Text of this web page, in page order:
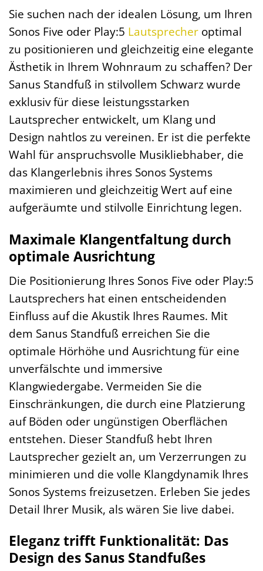
Sie suchen nach der idealen Lösung, um Ihren
Sonos Five oder Play:5 Lautsprecher optimal
zu positionieren und gleichzeitig eine elegante
Ästhetik in Ihrem Wohnraum zu schaffen? Der
Sanus Standfuß in stilvollem Schwarz wurde
exklusiv für diese leistungsstarken
Lautsprecher entwickelt, um Klang und
Design nahtlos zu vereinen. Er ist die perfekte
Wahl für anspruchsvolle Musikliebhaber, die
das Klangerlebnis ihres Sonos Systems
maximieren und gleichzeitig Wert auf eine
aufgeräumte und stilvolle Einrichtung legen.
Maximale Klangentfaltung durch
optimale Ausrichtung
Die Positionierung Ihres Sonos Five oder Play:5
Lautsprechers hat einen entscheidenden
Einfluss auf die Akustik Ihres Raumes. Mit
dem Sanus Standfuß erreichen Sie die
optimale Hörhöhe und Ausrichtung für eine
unverfälschte und immersive
Klangwiedergabe. Vermeiden Sie die
Einschränkungen, die durch eine Platzierung
auf Böden oder ungünstigen Oberflächen
entstehen. Dieser Standfuß hebt Ihren
Lautsprecher gezielt an, um Verzerrungen zu
minimieren und die volle Klangdynamik Ihres
Sonos Systems freizusetzen. Erleben Sie jedes
Detail Ihrer Musik, als wären Sie live dabei.
Eleganz trifft Funktionalität: Das
Design des Sanus Standfußes